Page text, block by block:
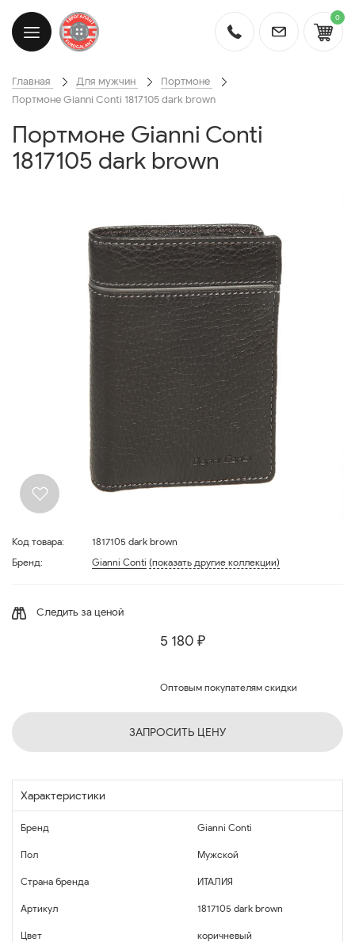
0
Главная Для мужчин
Портмоне
Портмоне Gianni Conti 1817105 dark brown
Портмоне Gianni Conti
1817105 dark brown
Код товара:
1817105 dark brown
Бренд:
Gianni Conti (показать другие коллекции)
Следить за ценой
5 180 ₽
Оптовым покупателям скидки
ЗАПРОСИТЬ ЦЕНУ
Характеристики
Бренд Gianni Conti
Пол Мужской
Страна бренда ИТАЛИЯ
Артикул 1817105 dark brown
Цвет коричневый